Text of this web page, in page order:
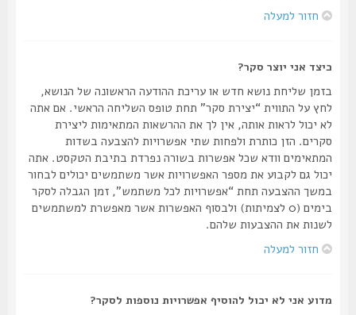
חזור למעלה
כיצד אני יוצר סקר?
בזמן שליחת נושא חדש או עריכת ההודעה הראשונה של הנושא,
לחץ על התווית “יצירת סקר” תחת טופס השליחה הראשי. אם אתה
לא יכול לראות אותה, אין לך את ההרשאות המתאימות ליצירת
סקרים. הזן כותרת ולפחות שתי אפשרויות להצבעה בשדות
המתאימים וודא שכל אפשרות בשורה נפרדת בתיבת הטקסט. אתה
יכול גם לקבוע את מספר האפשרויות אשר משתמשים יכולים לבחור
במשך ההצבעה תחת “אפשרויות לכל משתמש”, זמן הגבלה לסקר
בימים (0 לצמיתות) ולבסוף האפשרות אשר מאפשרת למשתמשים
לשנות את ההצבעות שלהם.
חזור למעלה
מדוע אני לא יכול להוסיף אפשרויות נוספות לסקר?